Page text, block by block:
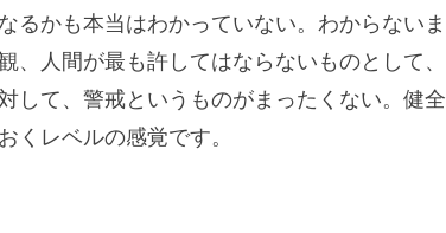
るかも本当はわかっていない。わからないま
、人間が最も許してはならないものとして、
して、警戒というものがまったくない。健全
くレベルの感覚です。